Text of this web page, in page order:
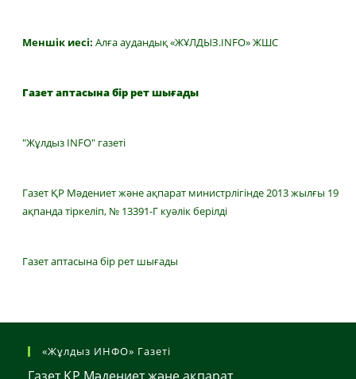
Меншік иесі: Алға аудандық «ЖҰЛДЫЗ.INFO» ЖШС
Газет аптасына бір рет шығады
"Жұлдыз INFO" газеті
Газет ҚР Мәдениет және ақпарат министрлігінде 2013 жылғы 19
ақпанда тіркеліп, № 13391-Г куәлік берілді
Газет аптасына бір рет шығады
«Жұлдыз ИНФО» Газеті
Газет ҚР Мәдениет және ақпарат